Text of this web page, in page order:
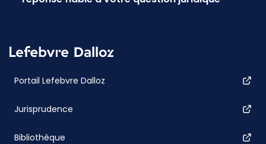
Portail Lefebvre Dalloz
Jurisprudence
Bibliothèque